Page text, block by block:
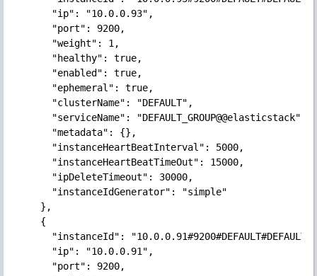
      "ip": "10.0.0.93",
      "port": 9200,
      "weight": 1,
      "healthy": true,
      "enabled": true,
      "ephemeral": true,
      "clusterName": "DEFAULT",
      "serviceName": "DEFAULT_GROUP@@elasticstack",
      "metadata": {},
      "instanceHeartBeatInterval": 5000,
      "instanceHeartBeatTimeOut": 15000,
      "ipDeleteTimeout": 30000,
      "instanceIdGenerator": "simple"
    },
    {
"instanceId":
      "ip": "10.0.0.91",
      "port": 9200,